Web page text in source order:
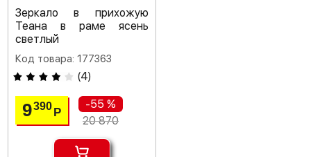
Зеркало в прихожую
Теана в раме ясень
светлый
Код товара: 177363
(4)
9390Р
-55 %
20 870